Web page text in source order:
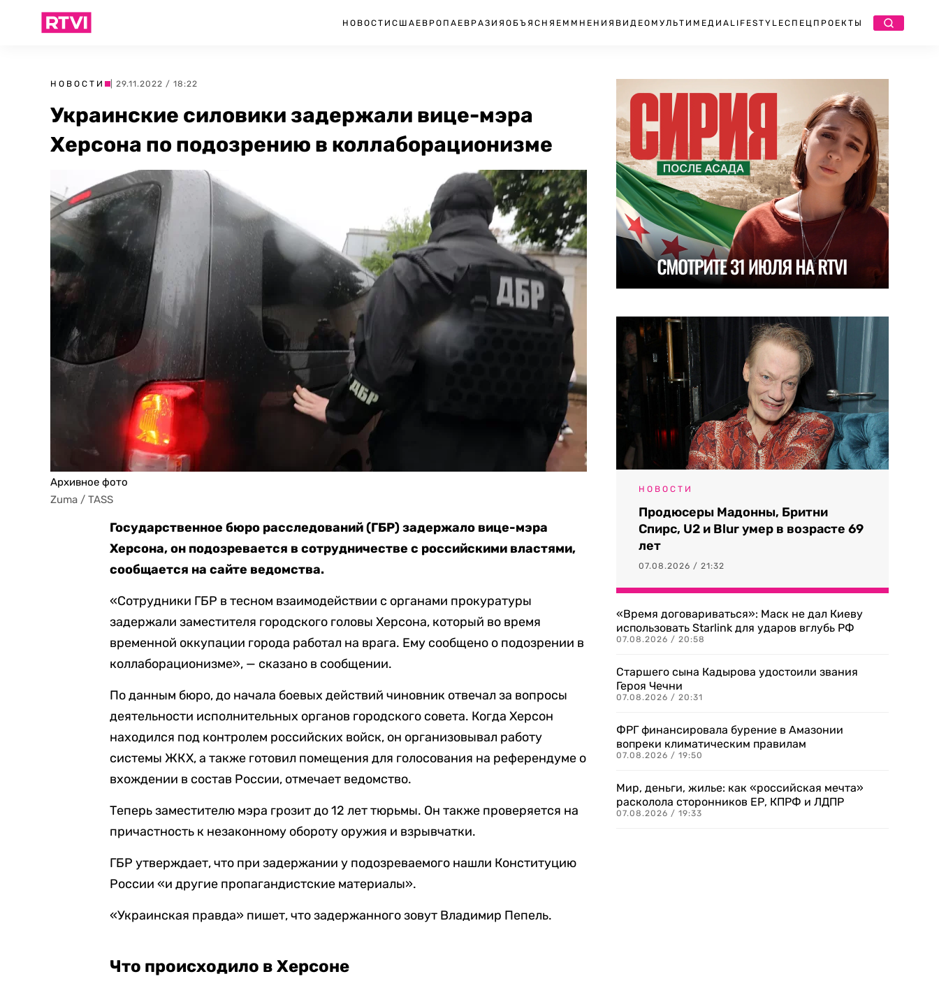
НОВОСТИ США ЕВРОПА ЕВРАЗИЯ ОБЪЯСНЯЕМ МНЕНИЯ ВИДЕО МУЛЬТИМЕДИА LIFESTYLEСПЕЦПРОЕКТЫ
НОВОСТИ | 29.11.2022 / 18:22
Украинские силовики задержали вице-мэра
Херсона по подозрению в коллаборационизме
Архивное фото
Zuma / TASS
Государственное бюро расследований (ГБР) задержало вице-мэра
Херсона, он подозревается в сотрудничестве с российскими властями,
сообщается на сайте ведомства.
«Сотрудники ГБР в тесном взаимодействии с органами прокуратуры
задержали заместителя городского головы Херсона, который во время
временной оккупации города работал на врага. Ему сообщено о подозрении в
коллаборационизме», — сказано в сообщении.
По данным бюро, до начала боевых действий чиновник отвечал за вопросы
деятельности исполнительных органов городского совета. Когда Херсон
находился под контролем российских войск, он организовывал работу
системы ЖКХ, а также готовил помещения для голосования на референдуме о
вхождении в состав России, отмечает ведомство.
Теперь заместителю мэра грозит до 12 лет тюрьмы. Он также проверяется на
причастность к незаконному обороту оружия и взрывчатки.
ГБР утверждает, что при задержании у подозреваемого нашли Конституцию
России «и другие пропагандистские материалы».
«Украинская правда» пишет, что задержанного зовут Владимир Пепель.
Что происходило в Херсоне
НОВОСТИ
Продюсеры Мадонны, Бритни
Спирс, U2 и Blur умер в возрасте 69
лет
07.08.2026 / 21:32
«Время договариваться»: Маск не дал Киеву
использовать Starlink для ударов вглубь РФ
07.08.2026 / 20:58
Старшего сына Кадырова удостоили звания
Героя Чечни
07.08.2026 / 20:31
ФРГ финансировала бурение в Амазонии
вопреки климатическим правилам
07.08.2026 / 19:50
Мир, деньги, жилье: как «российская мечта»
расколола сторонников ЕР, КПРФ и ЛДПР
07.08.2026 / 19:33